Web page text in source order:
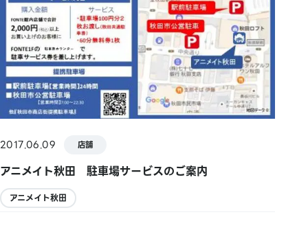
2017.06.09 店舗
アニメイト秋田 駐車場サービスのご案内
アニメイト秋田